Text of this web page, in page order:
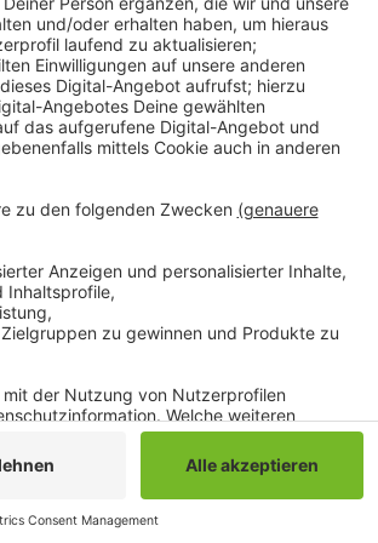
mit zwei Messern bedroht haben.
um sich zu verteidigen. Die Frau wurde im
Lebensgefahr besteht aber laut Polizei
die Polizei Aachen.